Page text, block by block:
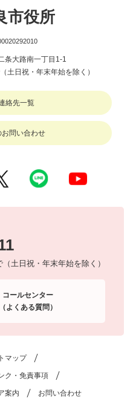
市役所
条大路南一丁目1-1
土日祝・年末年始を除く）
絡先一覧
お問い合わせ
土日祝・年末年始を除く）
コールセンター
（よくある質問）
マップ
ク・免責事項
案内 お問い合わせ